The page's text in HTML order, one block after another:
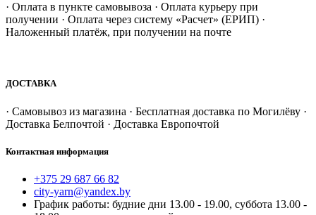
· Оплата в пункте самовывоза · Оплата курьеру при
получении · Оплата через систему «Расчет» (ЕРИП) ·
Наложенный платёж, при получении на почте
ДОСТАВКА
· Самовывоз из магазина · Бесплатная доставка по Могилёву ·
Доставка Белпочтой · Доставка Европочтой
Контактная информация
+375 29 687 66 82
city-yarn@yandex.by
График работы: будние дни 13.00 - 19.00, суббота 13.00 -